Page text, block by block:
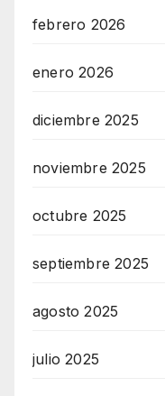
febrero 2026
enero 2026
diciembre 2025
noviembre 2025
octubre 2025
septiembre 2025
agosto 2025
julio 2025